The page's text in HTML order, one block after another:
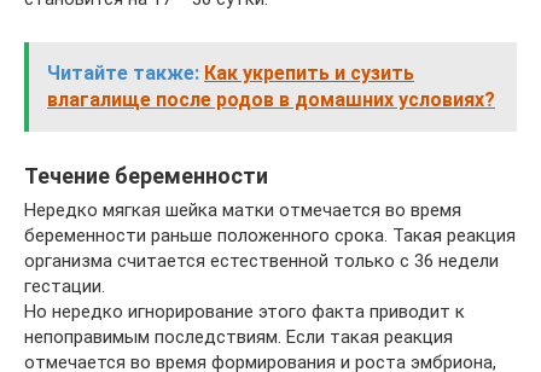
Читайте также: Как укрепить и сузить
влагалище после родов в домашних условиях?
Течение беременности
Нередко мягкая шейка матки отмечается во время
беременности раньше положенного срока. Такая реакция
организма считается естественной только с 36 недели
гестации.
Но нередко игнорирование этого факта приводит к
непоправимым последствиям. Если такая реакция
отмечается во время формирования и роста эмбриона,